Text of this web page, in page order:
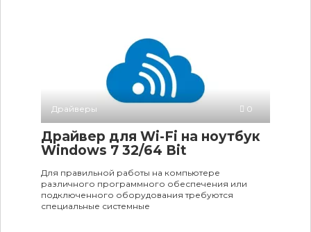
Драйверы 0
Драйвер для Wi-Fi на ноутбук
Windows 7 32/64 Bit
Для правильной работы на компьютере
различного программного обеспечения или
подключенного оборудования требуются
специальные системные